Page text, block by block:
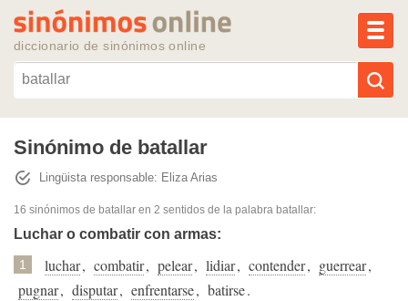
diccionario de sinónimos online
Reescribir texto con IA
Sinónimos populares
Temas populares
Temas recientes
Sinónimo de batallar
Lingüista responsable: Eliza Arias
16 sinónimos de batallar en 2 sentidos de la palabra batallar:
Luchar o combatir con armas:
1 luchar, combatir, pelear, lidiar, contender, guerrear,
pugnar, disputar, enfrentarse, batirse.